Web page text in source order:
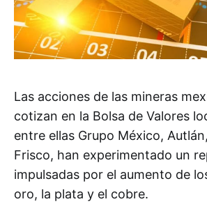
Las acciones de las mineras
cotizan en la Bolsa de Valores
entre ellas Grupo México,
Frisco, han experimentado un
impulsadas por el aumento de
oro, la plata y el cobre.